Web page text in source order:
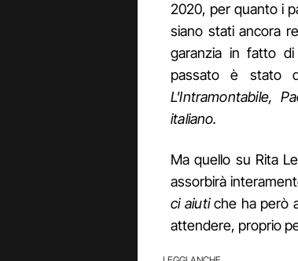
2020, per quanto i
siano stati ancora
garanzia in fatto di
passato è stato
L'Intramontabile,
italiano.
Ma quello su Rita
assorbirà
ci aiutiche ha però
attendere, proprio